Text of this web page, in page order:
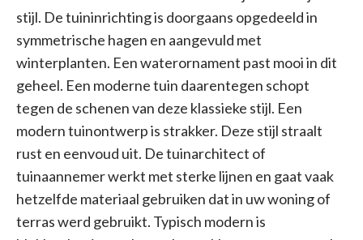
stijl. De tuininrichting is doorgaans opgedeeld in
symmetrische hagen en aangevuld met
winterplanten. Een waterornament past mooi in dit
geheel. Een moderne tuin daarentegen schopt
tegen de schenen van deze klassieke stijl. Een
modern tuinontwerp is strakker. Deze stijl straalt
rust en eenvoud uit. De tuinarchitect of
tuinaannemer werkt met sterke lijnen en gaat vaak
hetzelfde materiaal gebruiken dat in uw woning of
terras werd gebruikt. Typisch modern is